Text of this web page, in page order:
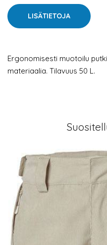
LISÄTIETOJA
Ergonomisesti muotoilu
materiaalia. Tilavuus 50 L.